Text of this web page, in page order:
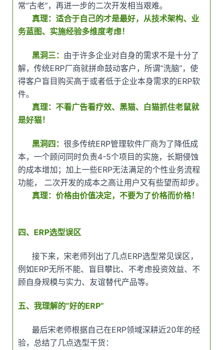
常“古老”，再进一步的二次开发相当艰难。
真理：适合于自己的才是最好，从技术架构、业
务蓝图、实施经验多维度考虑！
黑洞三： 由于许多企业对自身的需求不是十分了
解，传统ERP厂商就拼命鼓动客户，所谓“洗脑”，使
得客户盲目购买高于或者低于企业本身需求的ERP软
件。
真理：不看广告看疗效、黑猫、白猫抓住老鼠就
是好猫！
黑洞四： 很多传统ERP管理软件厂商为了降低成
本，一个顾问同时负责4-5个项目的实施，长期侵蚀
的成本增加；加上一些ERP无法满足的个性业务流程
功能， 二次开发的成本之高让用户又有些望而却步。
真理：价格由价值决定，不要为了价格而价格！
四、ERP选型误区
接下来，宋老师列出了几点ERP选型常见误区，
例如ERP无所不能、盲目攀比、不考虑投资效益、不
顾自身规模与实力、友谊替代产品等。
五、我理解的“好的ERP”
最后宋老师根据自己在ERP领域深耕近20年的经
验，总结了几点选型干货：